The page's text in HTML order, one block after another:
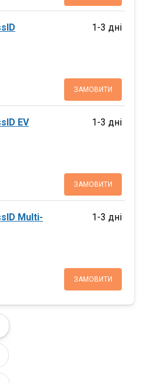
1-3 дні
ЗАМОВИТИ
EV
1-3 дні
ЗАМОВИТИ
Multi-
1-3 дні
ЗАМОВИТИ